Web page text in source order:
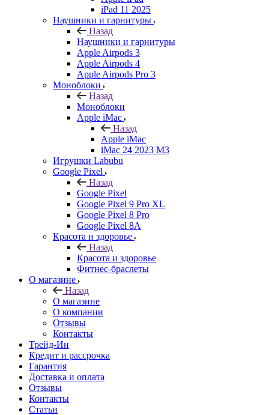
iPad 11 2025
Наушники и гарнитуры
Назад
Наушники и гарнитуры
Apple Airpods 3
Apple Airpods 4
Apple Airpods Pro 3
Моноблоки
Назад
Моноблоки
Apple iMac
Назад
Apple iMac
iMac 24 2023 M3
Игрушки Labubu
Google Pixel
Назад
Google Pixel
Google Pixel 9 Pro XL
Google Pixel 8 Pro
Google Pixel 8A
Красота и здоровье
Назад
Красота и здоровье
Фитнес-браслеты
О магазине
Назад
О магазине
О компании
Отзывы
Контакты
Трейд-Ин
Кредит и рассрочка
Гарантия
Доставка и оплата
Отзывы
Контакты
Статьи